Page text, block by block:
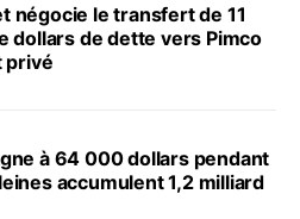
négocie le transfert de 11
dollars de dette vers Pimco
privé
à 64 000 dollars pendant
accumulent 1,2 milliard